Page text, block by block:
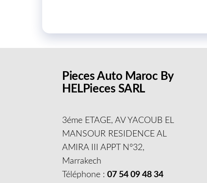
Pieces Auto Maroc By
HELPieces SARL
3éme ETAGE, AV YACOUB EL
MANSOUR RESIDENCE AL
AMIRA III APPT N°32,
Marrakech
Téléphone :07 54 09 48 34